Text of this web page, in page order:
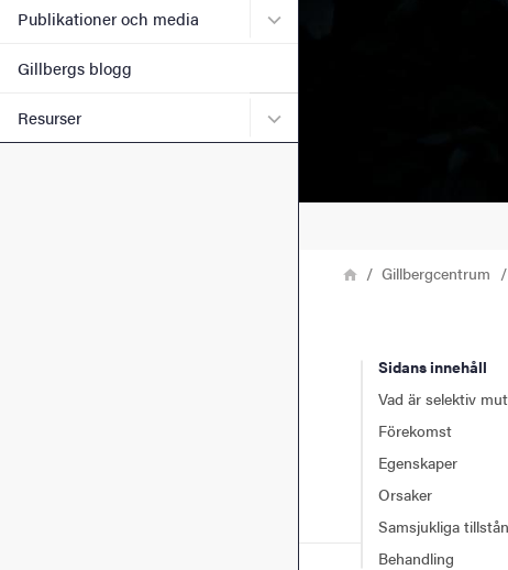
Publikationer och media Undermeny för Publikationer
Gillbergs blogg
Resurser Undermeny för Resurser
LänkstigHemGillbergcentrum
Sidans innehåll
Vad är selektiv
Förekomst
Egenskaper
Orsaker
Samsjukliga
Behandling